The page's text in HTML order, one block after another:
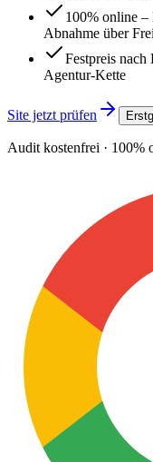
100% online –
Abnahme über
Festpreis
Agentur-Kette
Site jetzt prüfen
Audit kostenfrei · 100%